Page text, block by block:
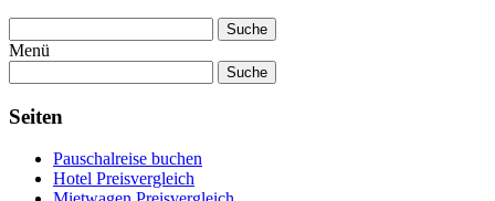
Suche
Menü
Suche
Seiten
Pauschalreise buchen
Hotel Preisvergleich